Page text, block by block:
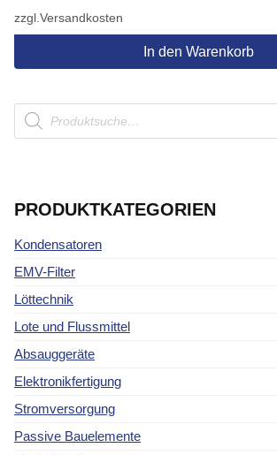
zzgl.Versandkosten
In den Warenkorb
Products
search
PRODUKTKATEGORIEN
Kondensatoren
EMV-Filter
Löttechnik
Lote und Flussmittel
Absauggeräte
Elektronikfertigung
Stromversorgung
Passive Bauelemente